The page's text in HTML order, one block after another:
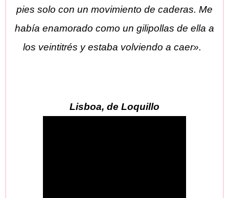
pies solo con un movimiento de caderas. Me
había enamorado como un gilipollas de ella a
los veintitrés y estaba volviendo a caer».
Lisboa, de Loquillo